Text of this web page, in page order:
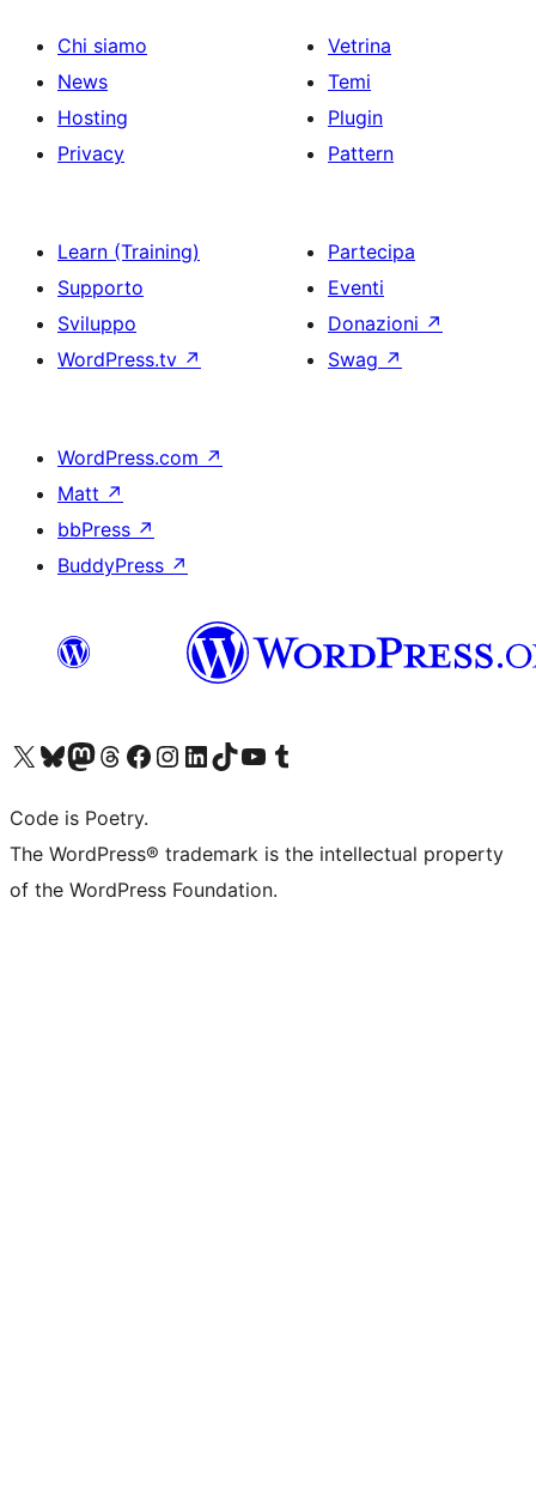
Chi siamo
News
Hosting
Privacy
Vetrina
Temi
Plugin
Pattern
Learn (Training)
Supporto
Sviluppo
WordPress.tv ↗
Partecipa
Eventi
Donazioni ↗
Swag ↗
WordPress.com ↗
Matt ↗
bbPress ↗
BuddyPress ↗
Visita il nostro account X (ex Twitter)
Visita il nostro account Bluesky
Visita il nostro account Mastodon
Visita il nostro account Threads
Visita la nostra pagina Facebook
Visita il nostro account Instagram
Visita il nostro account LinkedIn
Visita il nostro account TikTok
Visita il nostro canale YouTube
Visita il nostro account Tumblr
Code is Poetry.
The WordPress® trademark is the intellectual property
of the WordPress Foundation.